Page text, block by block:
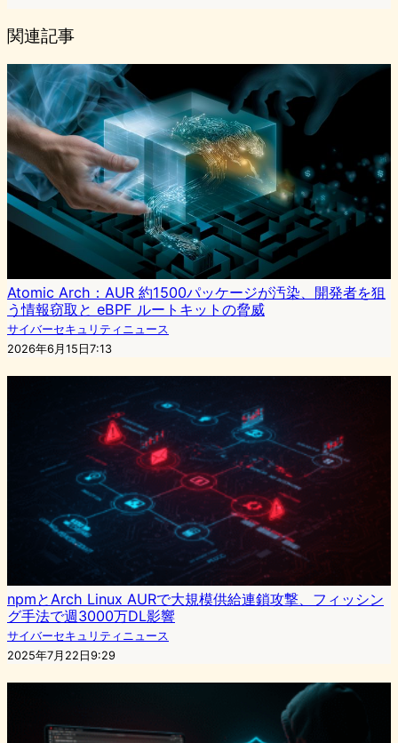
関連記事
Atomic Arch：AUR 約1500パッケージが汚染、開発者を狙
う情報窃取と eBPF ルートキットの脅威
サイバーセキュリティニュース
2026年6月15日7:13
npmとArch Linux AURで大規模供給連鎖攻撃、フィッシン
グ手法で週3000万DL影響
サイバーセキュリティニュース
2025年7月22日9:29